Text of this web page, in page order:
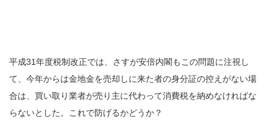
平成31年度税制改正では、さすが安倍内閣もこの問題に注視し
て、今年からは金地金を売却しに来た者の身分証の控えがない場
合は、買い取り業者が売り主に代わって消費税を納めなければな
らないとした。これで防げるかどうか？